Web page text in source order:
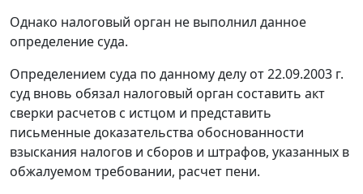
Однако налоговый орган не выполнил данное
определение суда.
Определением суда по данному делу от 22.09.2003 г.
суд вновь обязал налоговый орган составить акт
сверки расчетов с истцом и представить
письменные доказательства обоснованности
взыскания налогов и сборов и штрафов, указанных в
обжалуемом требовании, расчет пени.